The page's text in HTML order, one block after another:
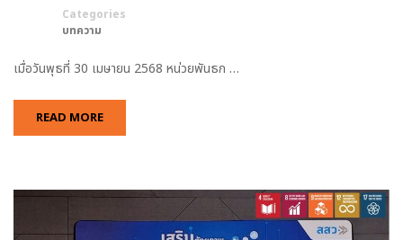
Categories
บทความ
เมื่อวันพุธที่ 30 เมษายน 2568 หน่วยพันธก …
READ MORE